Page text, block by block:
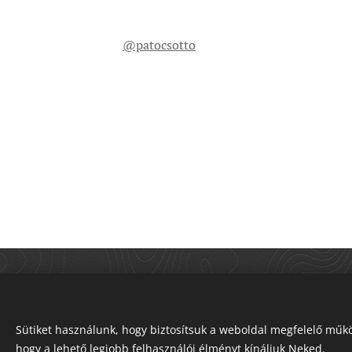
@patocsotto
Sütiket használunk, hogy biztosítsuk a weboldal megfelelő
hogy a lehető legjobb felhasználói élményt kínáljuk Neked.